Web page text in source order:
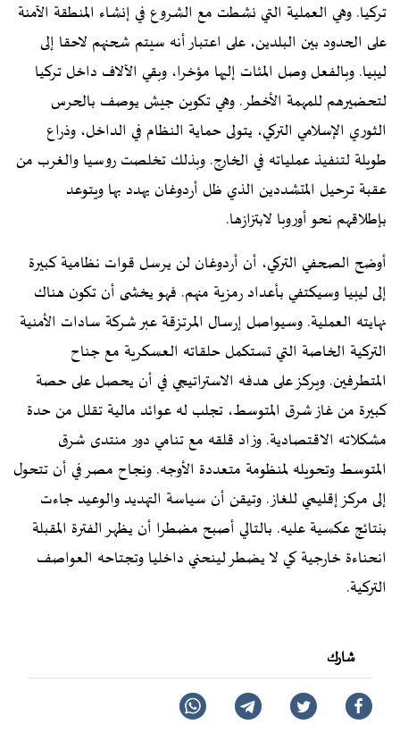
تركيا. وهي العملية التي نشطت مع الشروع في إنشاء المنطقة الآمنة
على الحدود بين البلدين، على اعتبار أنه سيتم شحنهم لاحقا إلى
ليبيا. وبالفعل وصل المئات إليها مؤخرا، وبقي الآلاف داخل تركيا
لتحضيرهم للمهمة الأخطر. وهي تكوين جيش يوصف بالحرس
الثوري الإسلامي التركي، يتولى حماية النظام في الداخل، وذراع
طويلة لتنفيذ عملياته في الخارج. وبذلك تخلصت روسيا والغرب من
عقبة ترحيل المتشددين الذي ظل أردوغان يهدد بها ويتوعد
بإطلاقهم نحو أوروبا لابتزازها.
أوضح الصحفي التركي، أن أردوغان لن يرسل قوات نظامية كبيرة
إلى ليبيا وسيكتفي بأعداد رمزية منهم. فهو يخشى أن تكون هناك
نهايته العملية. وسيواصل إرسال المرتزقة عبر شركة سادات الأمنية
التركية الخاصة التي تستكمل حلقاته العسكرية مع جناح
المتطرفين. ويركز على هدفه الاستراتيجي في أن يحصل على حصة
كبيرة من غاز شرق المتوسط، تجلب له عوائد مالية تقلل من حدة
مشكلاته الاقتصادية. وزاد قلقه مع تنامي دور منتدى شرق
المتوسط وتحويله لمنظومة متعددة الأوجه. ونجاح مصر في أن تتحول
إلى مركز إقليمي للغاز. وتيقن أن سياسة التهديد والوعيد جاءت
بنتائج عكسية عليه. بالتالي أصبح مضطرا أن يظهر الفترة المقبلة
انحناءة خارجية كي لا يضطر لينحني داخليا وتجتاحه العواصف
التركية.
شارك